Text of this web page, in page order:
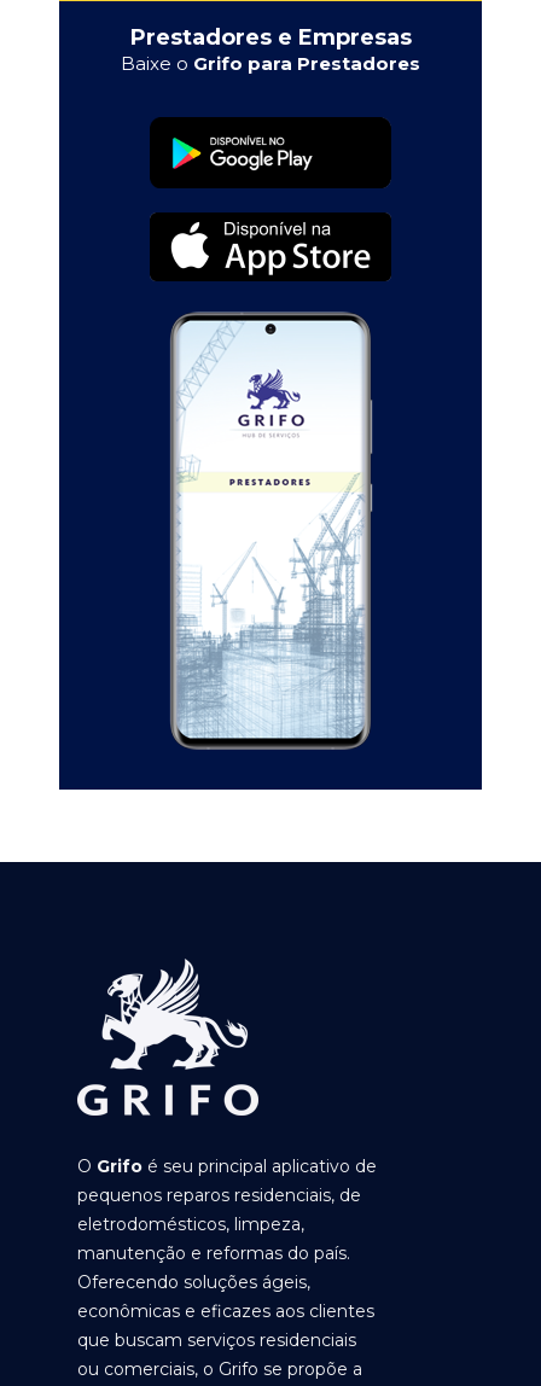
Prestadores e Empresas
Baixe o Grifo para Prestadores
O Grifo é seu principal aplicativo de
pequenos reparos residenciais, de
eletrodomésticos, limpeza,
manutenção e reformas do país.
Oferecendo soluções ágeis,
econômicas e eficazes aos clientes
que buscam serviços residenciais
ou comerciais, o Grifo se propõe a